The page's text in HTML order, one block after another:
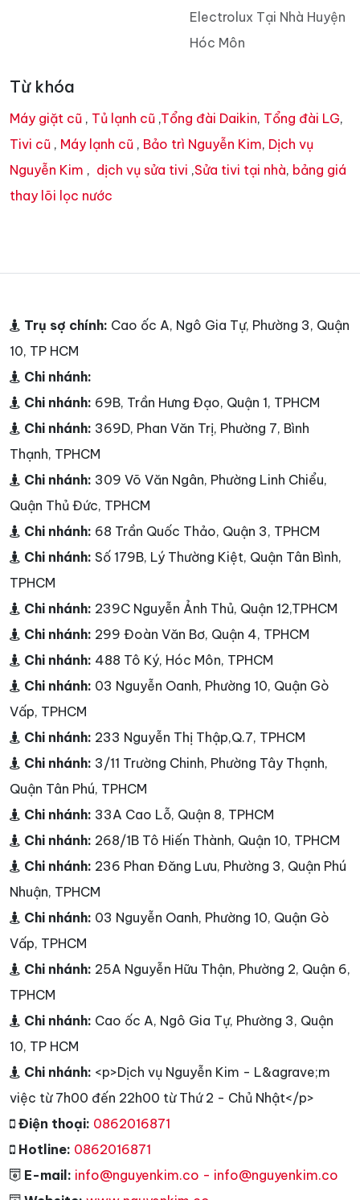
Electrolux Tại Nhà Huyện
Hóc Môn
Từ khóa
Máy giặt cũ , Tủ lạnh cũ ,Tổng đài Daikin, Tổng đài LG,
Tivi cũ , Máy lạnh cũ , Bảo trì Nguyễn Kim, Dịch vụ
Nguyễn Kim , dịch vụ sửa tivi ,Sửa tivi tại nhà, bảng giá
thay lõi lọc nước
Trụ sợ chính: Cao ốc A, Ngô Gia Tự, Phường 3, Quận
10, TP HCM
Chi nhánh:
Chi nhánh: 69B, Trần Hưng Đạo, Quận 1, TPHCM
Chi nhánh: 369D, Phan Văn Trị, Phường 7, Bình
Thạnh, TPHCM
Chi nhánh: 309 Võ Văn Ngân, Phường Linh Chiểu,
Quận Thủ Đức, TPHCM
Chi nhánh: 68 Trần Quốc Thảo, Quận 3, TPHCM
Chi nhánh: Số 179B, Lý Thường Kiệt, Quận Tân Bình,
TPHCM
Chi nhánh: 239C Nguyễn Ảnh Thủ, Quận 12,TPHCM
Chi nhánh: 299 Đoàn Văn Bơ, Quận 4, TPHCM
Chi nhánh: 488 Tô Ký, Hóc Môn, TPHCM
Chi nhánh: 03 Nguyễn Oanh, Phường 10, Quận Gò
Vấp, TPHCM
Chi nhánh: 233 Nguyễn Thị Thập,Q.7, TPHCM
Chi nhánh: 3/11 Trường Chinh, Phường Tây Thạnh,
Quận Tân Phú, TPHCM
Chi nhánh: 33A Cao Lỗ, Quận 8, TPHCM
Chi nhánh: 268/1B Tô Hiến Thành, Quận 10, TPHCM
Chi nhánh: 236 Phan Đăng Lưu, Phường 3, Quận Phú
Nhuận, TPHCM
Chi nhánh: 03 Nguyễn Oanh, Phường 10, Quận Gò
Vấp, TPHCM
Chi nhánh: 25A Nguyễn Hữu Thận, Phường 2, Quận 6,
TPHCM
Chi nhánh: Cao ốc A, Ngô Gia Tự, Phường 3, Quận
10, TP HCM
Chi nhánh: <p>Dịch vụ Nguyễn Kim - L&agrave;m
việc từ 7h00 đến 22h00 từ Thứ 2 - Chủ Nhật</p>
Điện thoại: 0862016871
Hotline: 0862016871
E-mail: info@nguyenkim.co - info@nguyenkim.co